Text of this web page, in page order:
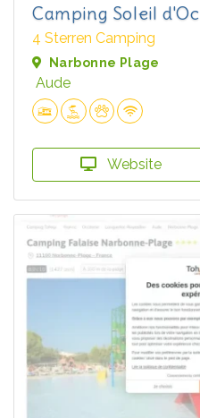
Camping Soleil d'Oc
4 Sterren Camping
Narbonne Plage
Aude
Website